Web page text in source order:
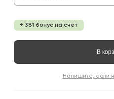
+ 381 бонус на счет
В
Напишите, если